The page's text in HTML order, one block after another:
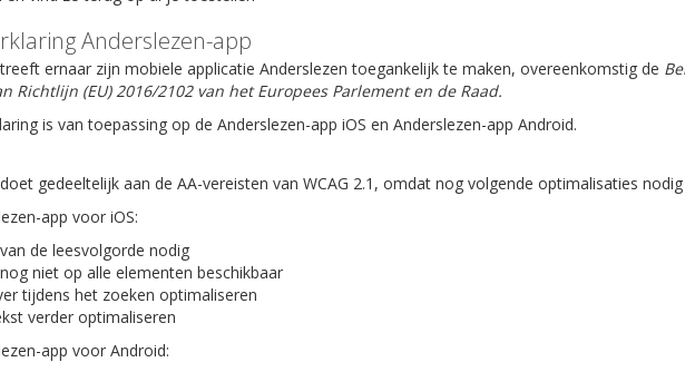
Anderslezen-app
ernaar zijn mobiele applicatie Anderslezen toegankelijk te maken, overeenkomstig de
Richtlijn (EU) 2016/2102 van het Europees Parlement en de Raad.
is van toepassing op de Anderslezen-app iOS en Anderslezen-app Android.
gedeeltelijk aan de AA-vereisten van WCAG 2.1, omdat nog volgende optimalisaties nodig
app voor iOS:
de leesvolgorde nodig
niet op alle elementen beschikbaar
tijdens het zoeken optimaliseren
verder optimaliseren
app voor Android: